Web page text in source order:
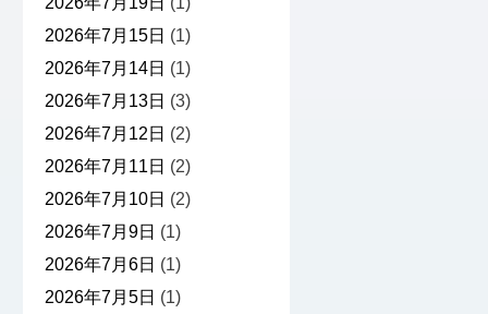
2026年7月15日 (1)
2026年7月14日 (1)
2026年7月13日 (3)
2026年7月12日 (2)
2026年7月11日 (2)
2026年7月10日 (2)
2026年7月9日 (1)
2026年7月6日 (1)
2026年7月5日 (1)